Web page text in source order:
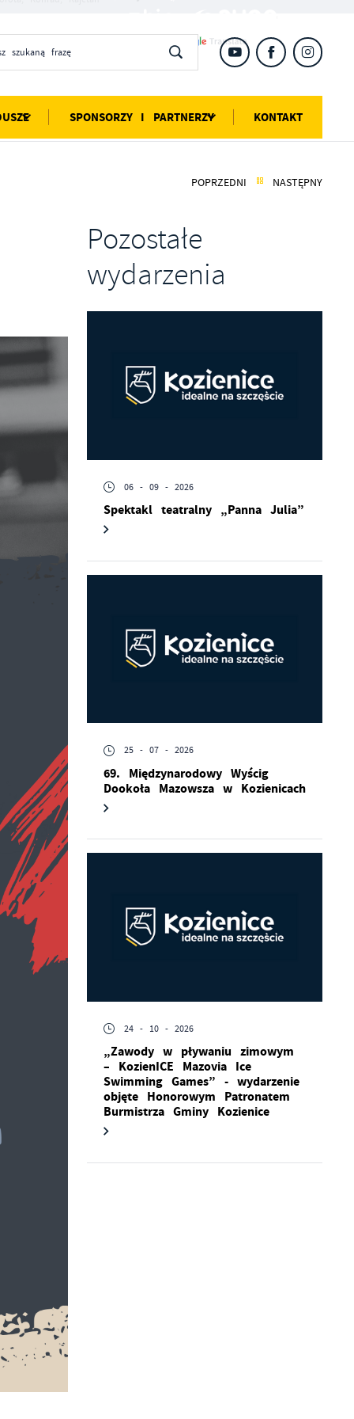
SPONSORZY I PARTNERZY KONTAKT
POPRZEDNI NASTĘPNY
Pozostałe
wydarzenia
06 - 09 - 2026
Spektakl teatralny „Panna Julia”
25 - 07 - 2026
69. Międzynarodowy Wyścig
Dookoła Mazowsza w Kozienicach
24 - 10 - 2026
„Zawody w pływaniu zimowym
– KozienICE Mazovia Ice
Swimming Games” - wydarzenie
objęte Honorowym Patronatem
Burmistrza Gminy Kozienice